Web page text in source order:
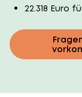
22.318 Euro